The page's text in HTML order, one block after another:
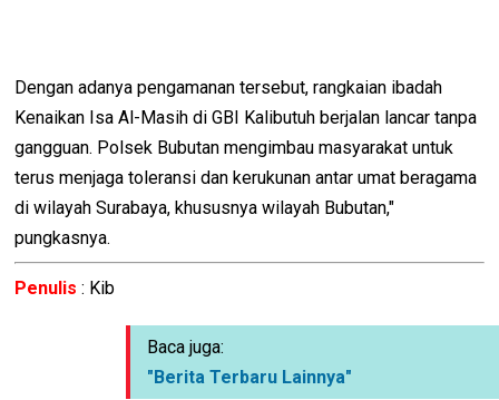
Dengan adanya pengamanan tersebut, rangkaian ibadah
Kenaikan Isa Al-Masih di GBI Kalibutuh berjalan lancar tanpa
gangguan. Polsek Bubutan mengimbau masyarakat untuk
terus menjaga toleransi dan kerukunan antar umat beragama
di wilayah Surabaya, khususnya wilayah Bubutan,"
pungkasnya.
Penulis : Kib
Baca juga:
"Berita Terbaru Lainnya"